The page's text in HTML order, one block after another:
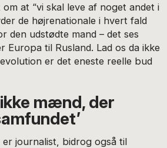
at “vi skal leve af noget andet i
de højrenationale i hvert fald
den udstødte mand – det ses
Europa til Rusland. Lad os da ikke
er det eneste reelle bud
mænd, der
er journalist, bidrog også til